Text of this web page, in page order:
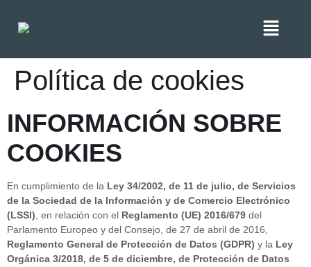
Política de cookies
INFORMACIÓN SOBRE
COOKIES
En cumplimiento de la Ley 34/2002, de 11 de julio, de Servicios
de la Sociedad de la Información y de Comercio Electrónico
(LSSI), en relación con el Reglamento (UE) 2016/679 del
Parlamento Europeo y del Consejo, de 27 de abril de 2016,
Reglamento General de Protección de Datos (GDPR) y la Ley
Orgánica 3/2018, de 5 de diciembre, de Protección de Datos